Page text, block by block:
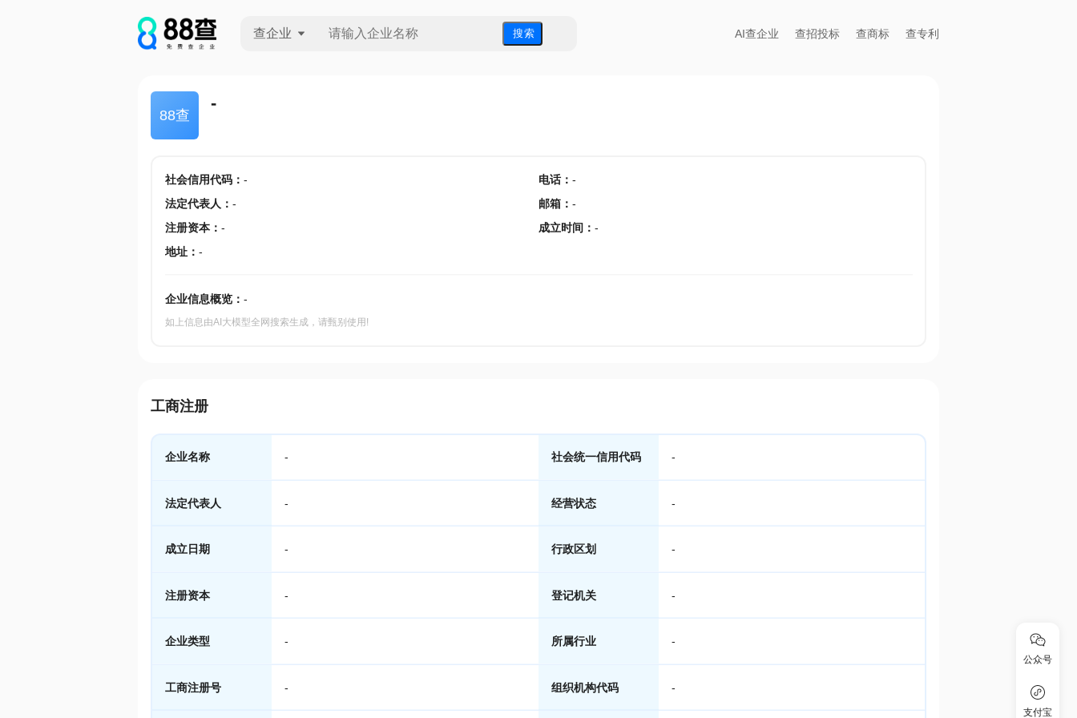
查企业 搜 索 AI查企业 查招投标 查商标 查专利
88查
-
社会信用代码： - 电话： -
法定代表人 ： - 邮箱 ： -
注册资本： - 成立时间 ： -
地址： -
企业信息概览： -
如上信息由AI大模型全网搜索生成，请甄别使用!
工商注册
企业名称 - 社会统一信用代码 -
法定代表人 - 经营状态 -
成立日期 - 行政区划 -
注册资本 - 登记机关 -
企业类型 - 所属行业 -
工商注册号 - 组织机构代码 -
公众号
支付宝